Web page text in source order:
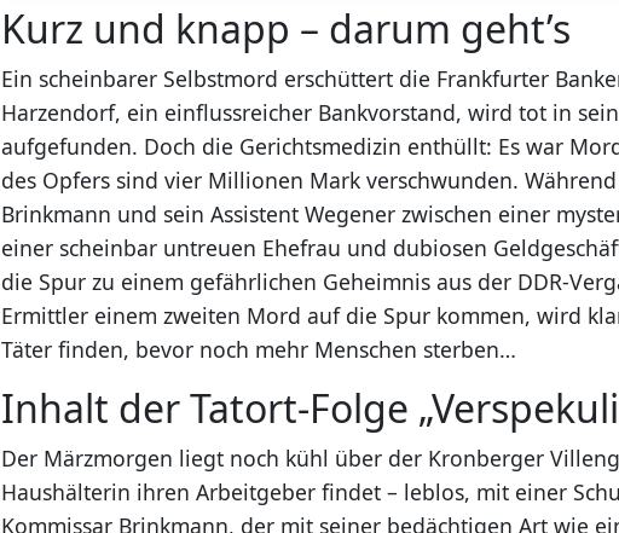
Kurz und knapp – darum geht’s
Ein scheinbarer Selbstmord erschüttert die Frankfurter
Harzendorf, ein einflussreicher Bankvorstand, wird tot in
aufgefunden. Doch die Gerichtsmedizin enthüllt: Es war
des Opfers sind vier Millionen Mark verschwunden.
Brinkmann und sein Assistent Wegener zwischen einer
einer scheinbar untreuen Ehefrau und dubiosen
die Spur zu einem gefährlichen Geheimnis aus der DDR-
Ermittler einem zweiten Mord auf die Spur kommen, wird
Täter finden, bevor noch mehr Menschen sterben…
Inhalt der Tatort-Folge
Der Märzmorgen liegt noch kühl über der Kronberger
Haushälterin ihren Arbeitgeber findet – leblos, mit einer
Kommissar Brinkmann, der mit seiner bedächtigen Art wie